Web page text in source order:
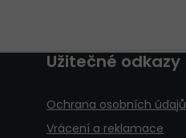
Užitečné odkazy
Ochrana osobních údajů
Vrácení a reklamace